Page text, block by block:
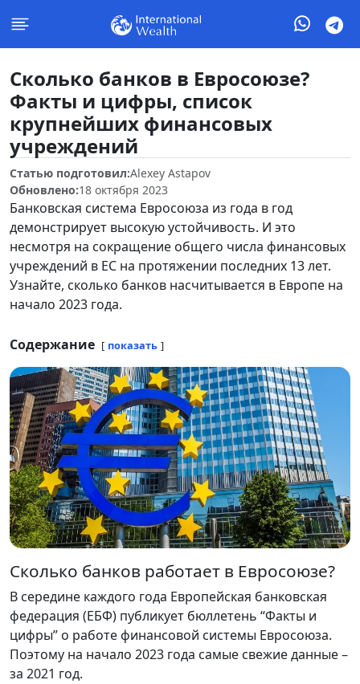
Сколько банков в Евросоюзе?
Факты и цифры, список
крупнейших финансовых
учреждений
Статью подготовил:Alexey Astapov
Обновлено:18 октября 2023
Банковская система Евросоюза из года в год
демонстрирует высокую устойчивость. И это
несмотря на сокращение общего числа финансовых
учреждений в ЕС на протяжении последних 13 лет.
Узнайте, сколько банков насчитывается в Европе на
начало 2023 года.
Содержание показать
Сколько банков работает в Евросоюзе?
В середине каждого года Европейская банковская
федерация (ЕБФ) публикует бюллетень “Факты и
цифры” о работе финансовой системы Евросоюза.
Поэтому на начало 2023 года самые свежие данные –
за 2021 год.